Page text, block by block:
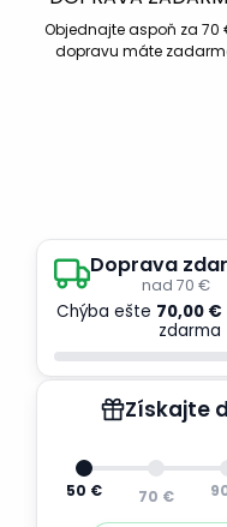
Objednajte aspoň za 70
dopravu máte
Doprava
nad 70 €
Chýba ešte 70,00 €
zdarma
Získajte
50 € 70 €